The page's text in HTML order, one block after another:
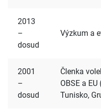
2013
–
dosud
Výzkum a
2001
–
dosud
Členka
OBSE a
Tunisko,